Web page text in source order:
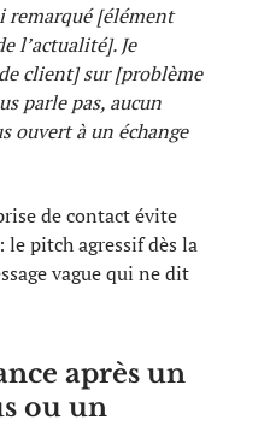
remarqué [élément
l’actualité]. Je
client] sur [problème
parle pas, aucun
ouvert à un échange
de contact évite
le pitch agressif dès la
vague qui ne dit
après un
ou un